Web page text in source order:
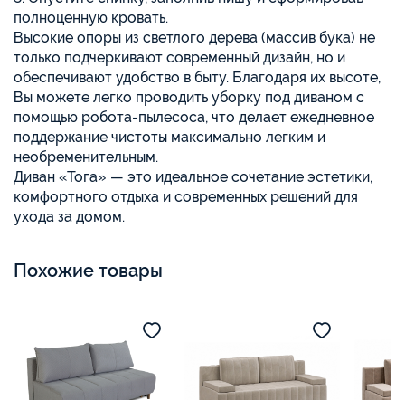
полноценную кровать.
Высокие опоры из светлого дерева (массив бука) не
только подчеркивают современный дизайн, но и
обеспечивают удобство в быту. Благодаря их высоте,
Вы можете легко проводить уборку под диваном с
помощью робота-пылесоса, что делает ежедневное
поддержание чистоты максимально легким и
необременительным.
Диван «Тога» — это идеальное сочетание эстетики,
комфортного отдыха и современных решений для
ухода за домом.
Похожие товары